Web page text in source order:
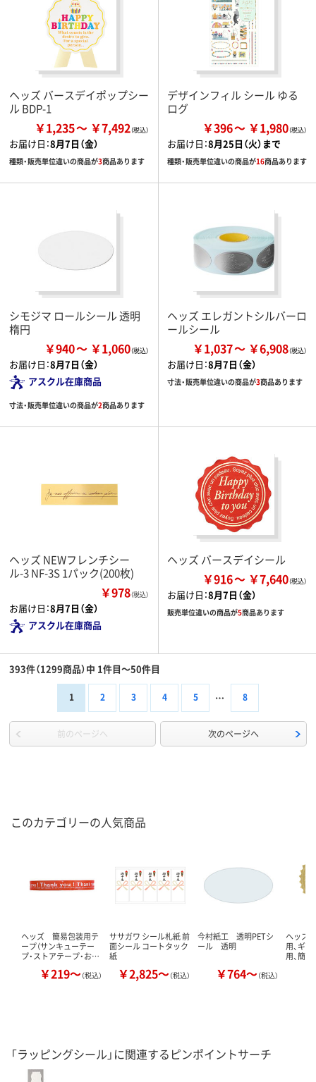
ヘッズ バースデイポップシー
ル BDP-1
￥1,235 ￥7,492
お届け日：8月7日（金）
種類・販売単位違いの商品が3商品あります
デザインフィル シール ゆる
ログ
￥396 ￥1,980
お届け日：8月25日（火）まで
種類・販売単位違いの商品が16商品あります
シモジマ ロールシール 透明
楕円
￥940 ￥1,060
お届け日：8月7日（金）
アスクル在庫商品
寸法・販売単位違いの商品が2商品あります
ヘッズ エレガントシルバーロ
ールシール
￥1,037 ￥6,908
お届け日：8月7日（金）
寸法・販売単位違いの商品が3商品あります
ヘッズ NEWフレンチシー
ル-3 NF-3S 1パック(200枚)
￥978（税込）
お届け日：8月7日（金）
アスクル在庫商品
ヘッズ バースデイシール
￥916 ￥7,640
お届け日：8月7日（金）
販売単位違いの商品が5商品あります
393件（1299商品）中 1件目～50件目
1 2 3 4 5 8
前のページへ 次のページへ
このカテゴリーの人気商品
ヘッズ 簡易包装用テ
ープ（サンキューテー
プ・ストアテープ・お…
￥219～（税込）
ササガワ シール札紙 前
面シール コートタック
紙
￥2,825～（税込）
今村紙工 透明PETシ
ール 透明
￥764～（税込）
ヘッズ
用、ギ
用、簡易
「ラッピングシール」に関連するピンポイントサーチ